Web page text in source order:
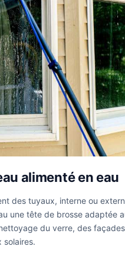
alimenté en eau
des tuyaux, interne ou
une tête de brosse adaptée
du verre, des
solaires.